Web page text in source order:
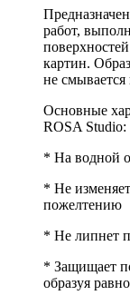
работ,
картин.
не смывается
Основные
ROSA Studio:
* На водной
* Не
пожелтению
* Не липнет
* Защищает
образуя